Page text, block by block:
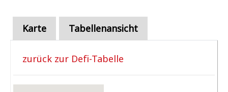
Karte Tabellenansicht
zurück zur Defi-Tabelle